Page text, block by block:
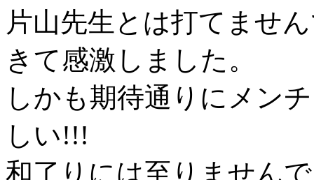
片山先生とは打てませ
きて感激しました。
しかも期待通りにメン
しい!!!
和了りには至りません